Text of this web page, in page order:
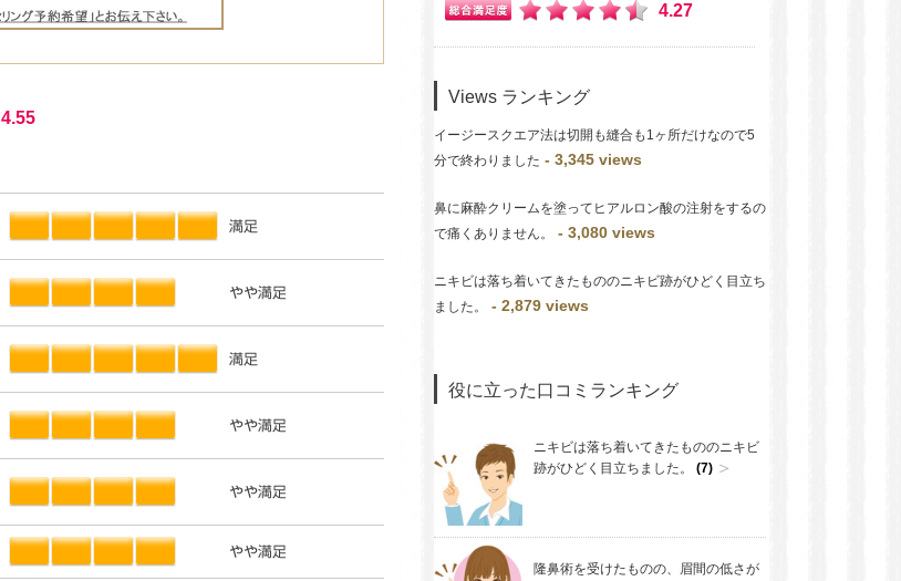
4.55
4.27
Views ランキング
イージースクエア法は切開も縫合も1ヶ所だけなので5
分で終わりました - 3,345 views
鼻に麻酔クリームを塗ってヒアルロン酸の注射をするの
で痛くありません。
- 3,080 views
ニキビは落ち着いてきたもののニキビ跡がひどく目立ち
ました。
- 2,879 views
役に立った口コミランキング
ニキビは落ち着いてきたもののニキビ
跡がひどく目立ちました。 (7)
隆鼻術を受けたものの、眉間の低さが